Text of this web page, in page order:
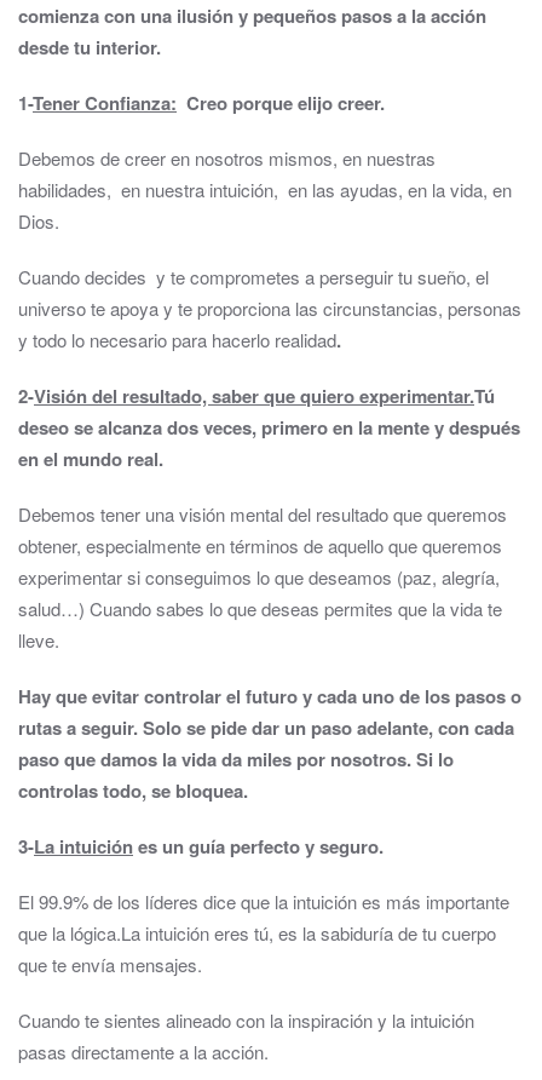
comienza con una ilusión y pequeños pasos a la acción
desde tu interior.
1-Tener Confianza: Creo porque elijo creer.
Debemos de creer en nosotros mismos, en nuestras
habilidades, en nuestra intuición, en las ayudas, en la vida, en
Dios.
Cuando decides y te comprometes a perseguir tu sueño, el
universo te apoya y te proporciona las circunstancias, personas
y todo lo necesario para hacerlo realidad.
2-Visión del resultado, saber que quiero experimentar.Tú
deseo se alcanza dos veces, primero en la mente y después
en el mundo real.
Debemos tener una visión mental del resultado que queremos
obtener, especialmente en términos de aquello que queremos
experimentar si conseguimos lo que deseamos (paz, alegría,
salud…) Cuando sabes lo que deseas permites que la vida te
lleve.
Hay que evitar controlar el futuro y cada uno de los pasos o
rutas a seguir. Solo se pide dar un paso adelante, con cada
paso que damos la vida da miles por nosotros. Si lo
controlas todo, se bloquea.
3-La intuiciónes un guía perfecto y seguro.
El 99.9% de los líderes dice que la intuición es más importante
que la lógica.La intuición eres tú, es la sabiduría de tu cuerpo
que te envía mensajes.
Cuando te sientes alineado con la inspiración y la intuición
pasas directamente a la acción.